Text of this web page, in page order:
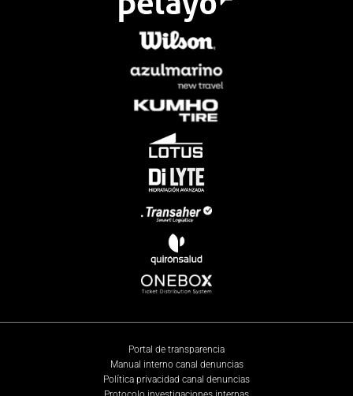
Portal de transparencia
Manual interno canal denuncias
Política privacidad canal denuncias